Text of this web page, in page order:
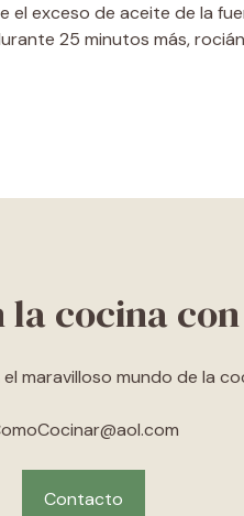
el exceso de aceite de la
25 minutos más,
la cocina
maravilloso mundo de la
Contacto